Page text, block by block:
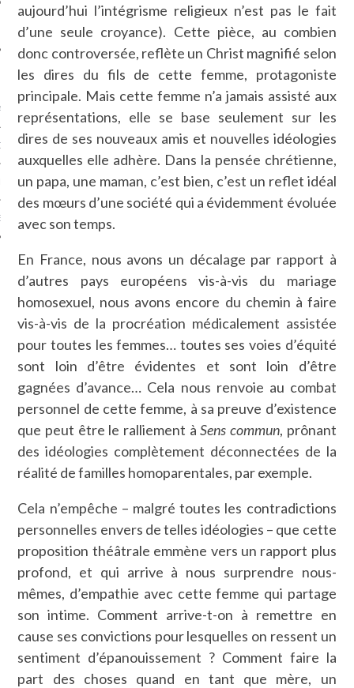
CARAVELLE
CARAVELLE
PODCAST
aujourd’hui l’intégrisme religieux n’est pas le fait
d’une seule croyance). Cette pièce, au combien
donc controversée, reflète un Christ magnifié selon
les dires du fils de cette femme, protagoniste
principale. Mais cette femme n’a jamais assisté aux
représentations, elle se base seulement sur les
dires de ses nouveaux amis et nouvelles idéologies
auxquelles elle adhère. Dans la pensée chrétienne,
un papa, une maman, c’est bien, c’est un reflet idéal
des mœurs d’une société qui a évidemment évoluée
avec son temps.
En France, nous avons un décalage par rapport à
d’autres pays européens vis-à-vis du mariage
homosexuel, nous avons encore du chemin à faire
vis-à-vis de la procréation médicalement assistée
pour toutes les femmes… toutes ses voies d’équité
sont loin d’être évidentes et sont loin d’être
gagnées d’avance… Cela nous renvoie au combat
personnel de cette femme, à sa preuve d’existence
que peut être le ralliement àSens commun, prônant
des idéologies complètement déconnectées de la
réalité de familles homoparentales, par exemple.
Cela n’empêche – malgré toutes les contradictions
personnelles envers de telles idéologies – que cette
proposition théâtrale emmène vers un rapport plus
profond, et qui arrive à nous surprendre nous-
mêmes, d’empathie avec cette femme qui partage
son intime. Comment arrive-t-on à remettre en
cause ses convictions pour lesquelles on ressent un
sentiment d’épanouissement ? Comment faire la
part des choses quand en tant que mère, un